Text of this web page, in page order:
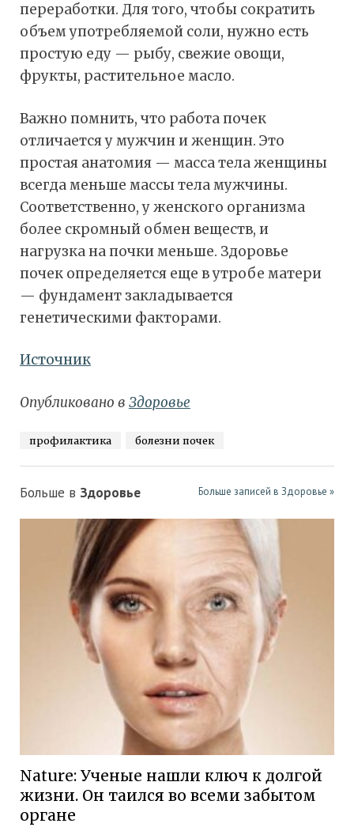
переработки. Для того, чтобы сократить
объем употребляемой соли, нужно есть
простую еду — рыбу, свежие овощи,
фрукты, растительное масло.
Важно помнить, что работа почек
отличается у мужчин и женщин. Это
простая анатомия — масса тела женщины
всегда меньше массы тела мужчины.
Соответственно, у женского организма
более скромный обмен веществ, и
нагрузка на почки меньше. Здоровье
почек определяется еще в утробе матери
— фундамент закладывается
генетическими факторами.
Источник
Опубликовано в Здоровье
профилактика болезни почек
Больше в Здоровье Больше записей в Здоровье »
Nature: Ученые нашли ключ к долгой
жизни. Он таился во всеми забытом
органе